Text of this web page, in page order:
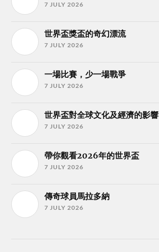
7 JULY 2026
世界盃獎盃的奇幻漂流
7 JULY 2026
一場比賽，少一場戰爭
7 JULY 2026
世界盃對全球文化及經濟的影響
7 JULY 2026
帶你觀看2026年的世界盃
7 JULY 2026
傳奇球員馬拉多納
7 JULY 2026